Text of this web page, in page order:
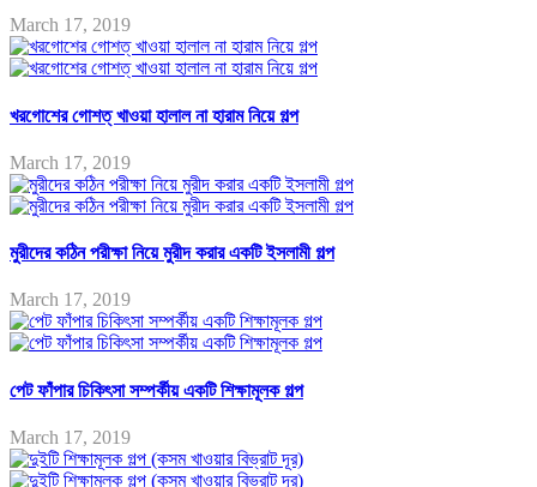
March 17, 2019
খরগোশের গোশত্ খাওয়া হালাল না হারাম নিয়ে গল্প
March 17, 2019
মুরীদের কঠিন পরীক্ষা নিয়ে মুরীদ করার একটি ইসলামী গল্প
March 17, 2019
পেট ফাঁপার চিকিৎসা সম্পর্কীয় একটি শিক্ষামূলক গল্প
March 17, 2019